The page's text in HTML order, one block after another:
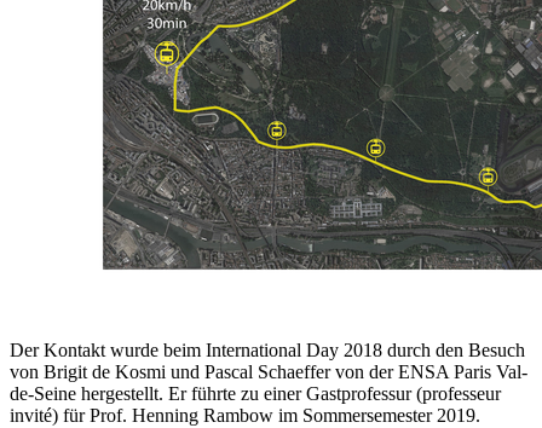
Der Kontakt wurde beim International Day 2018 durch den Besuch
von Brigit de Kosmi und Pascal Schaeffer von der ENSA Paris Val-
de-Seine hergestellt. Er führte zu einer Gastprofessur (professeur
invité) für Prof. Henning Rambow im Sommersemester 2019.